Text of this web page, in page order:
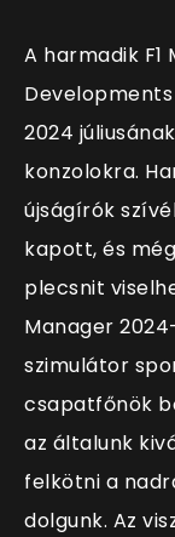
A harmadik
2024
konzolokra.
újságírók
kapott, és
plecsnit
Manager
szimulátor
csapatfőnök
az általunk
felkötni a
dolgunk. Az